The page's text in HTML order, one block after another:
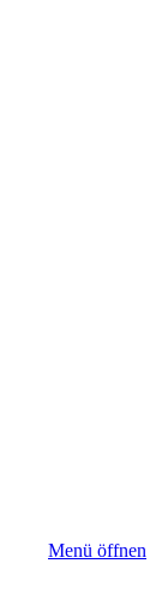
Menü öffnen